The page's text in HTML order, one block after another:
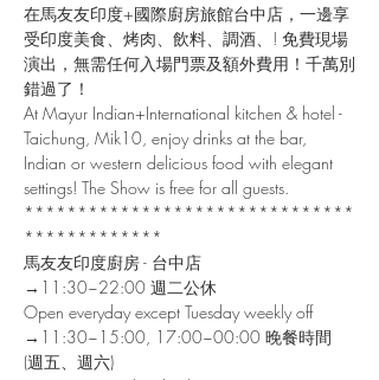
在馬友友印度+國際廚房旅館台中店，一邊享
受印度美食、烤肉、飲料、調酒、! 免費現場
演出，無需任何入場門票及額外費用！千萬別
錯過了！
At Mayur Indian+International kitchen & hotel -
Taichung, Mik10, enjoy drinks at the bar,
Indian or western delicious food with elegant
settings! The Show is free for all guests.
*******************************
*************
馬友友印度廚房 - 台中店
→11:30~22:00 週二公休
Open everyday except Tuesday weekly off
→11:30~15:00, 17:00~00:00 晚餐時間
(週五、週六)